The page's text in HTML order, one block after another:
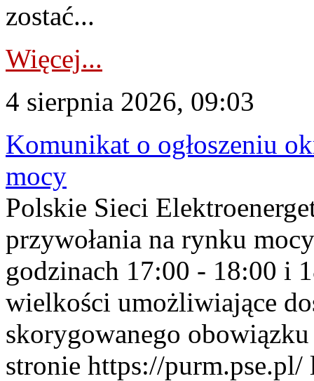
zostać...
Więcej...
4 sierpnia 2026, 09:03
Komunikat o ogłoszeniu
mocy
Polskie Sieci
przywołania na rynku
godzinach 17:00 - 18:00 i
wielkości umożliwiające
skorygowanego
stronie https://